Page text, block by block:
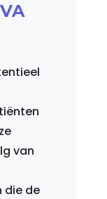
van
die de